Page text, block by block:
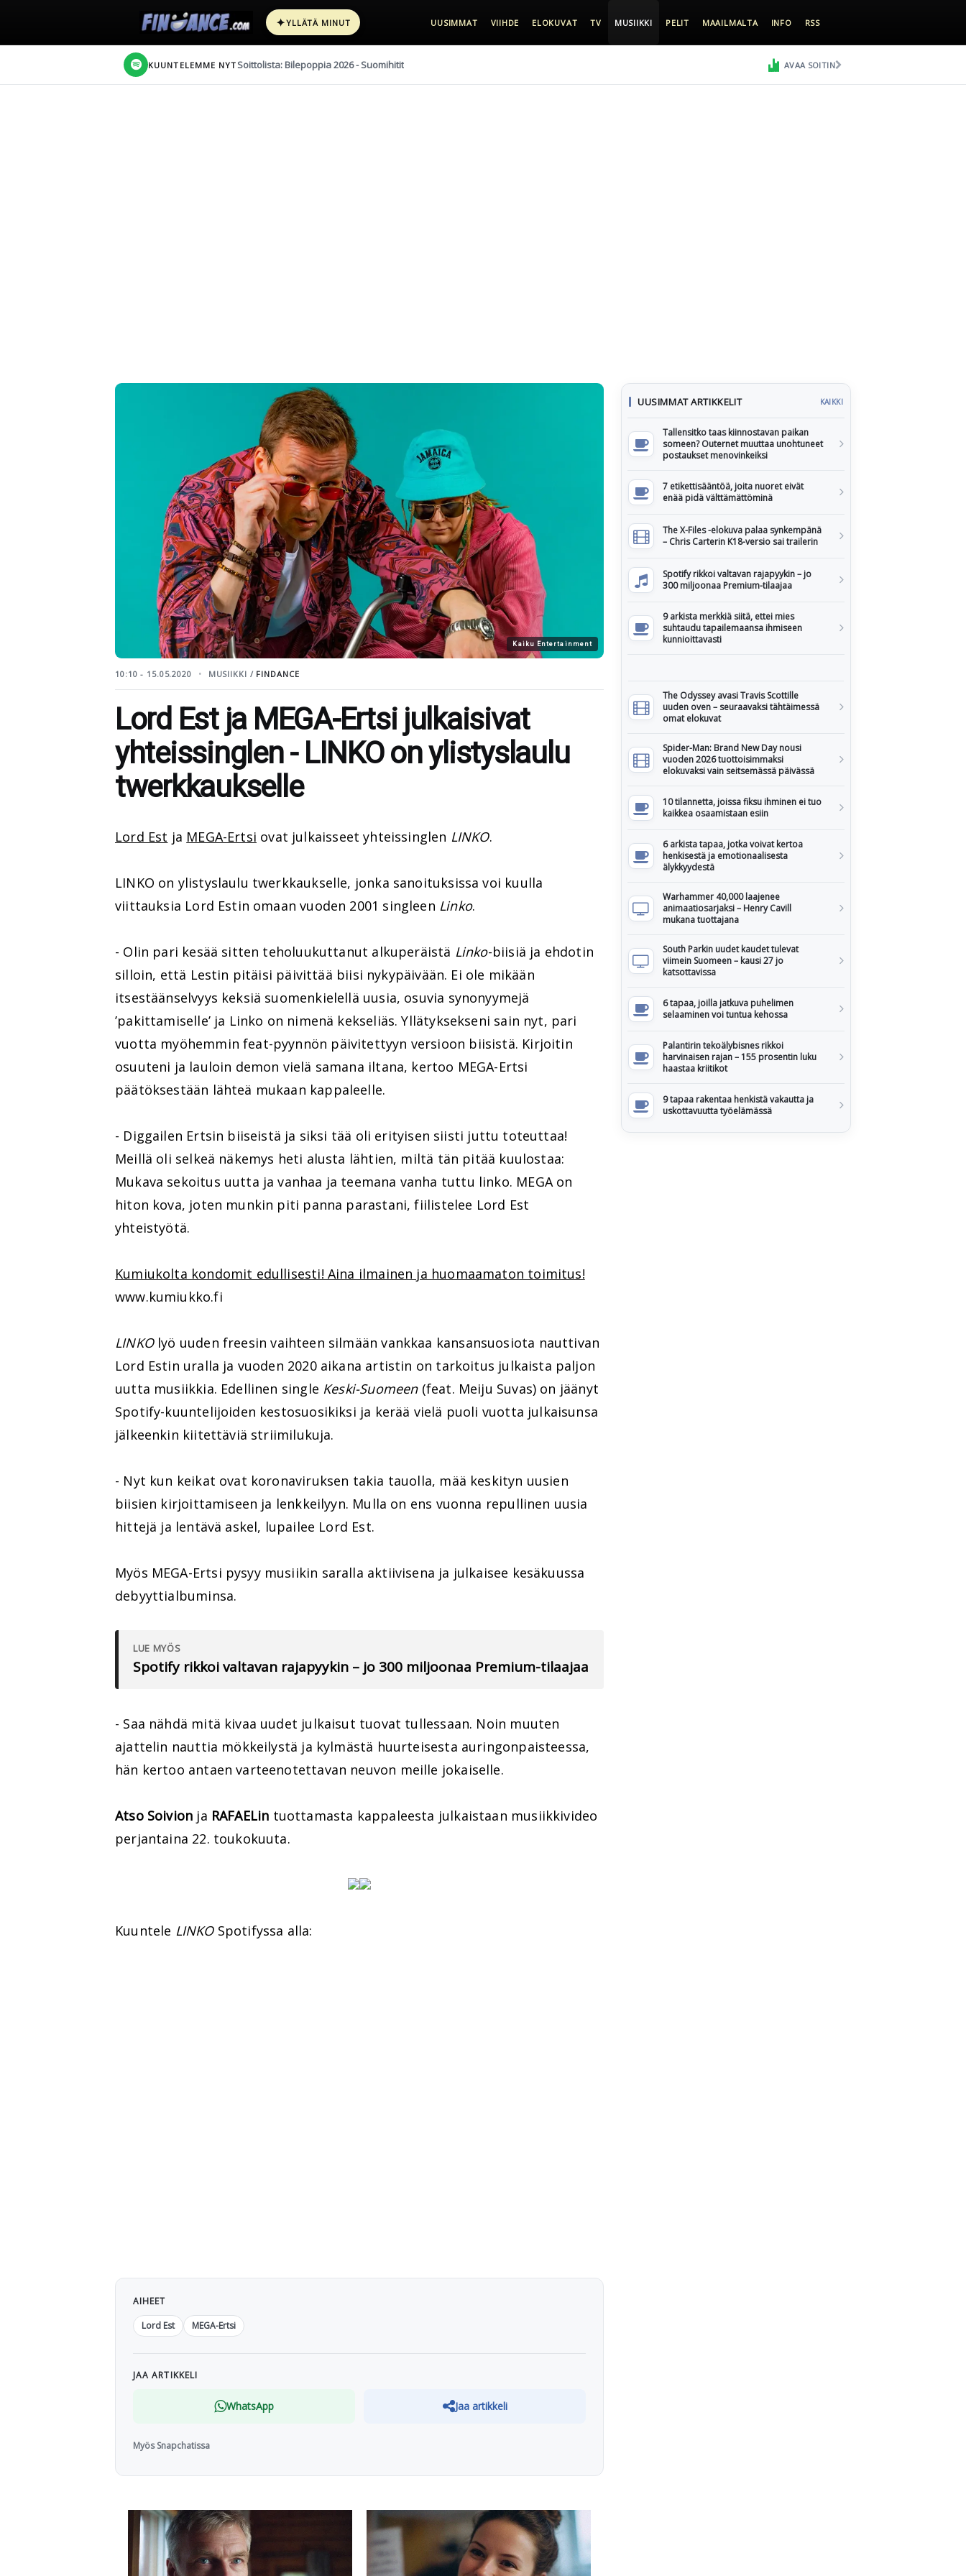
✦YLLÄTÄ MINUT UUSIMMAT VIIHDE ELOKUVAT TV MUSIIKKI PELIT MAAILMALTA INFO RSS
KUUNTELEMME NYT Soittolista: Bilepoppia 2026 - Suomihitit AVAA SOITIN
Kaiku Entertainment
10:10 - 15.05.2020 MUSIIKKI / FINDANCE
Lord Est ja MEGA-Ertsi julkaisivat
yhteissinglen - LINKO on ylistyslaulu
twerkkaukselle
Lord Est ja MEGA-Ertsi ovat julkaisseet yhteissinglen LINKO.
LINKO on ylistyslaulu twerkkaukselle, jonka sanoituksissa voi kuulla
viittauksia Lord Estin omaan vuoden 2001 singleen Linko.
- Olin pari kesää sitten teholuukuttanut alkuperäistä Linko-biisiä ja ehdotin
silloin, että Lestin pitäisi päivittää biisi nykypäivään. Ei ole mikään
itsestäänselvyys keksiä suomenkielellä uusia, osuvia synonyymejä
’pakittamiselle’ ja Linko on nimenä kekseliäs. Yllätyksekseni sain nyt, pari
vuotta myöhemmin feat-pyynnön päivitettyyn versioon biisistä. Kirjoitin
osuuteni ja lauloin demon vielä samana iltana, kertoo MEGA-Ertsi
päätöksestään lähteä mukaan kappaleelle.
- Diggailen Ertsin biiseistä ja siksi tää oli erityisen siisti juttu toteuttaa!
Meillä oli selkeä näkemys heti alusta lähtien, miltä tän pitää kuulostaa:
Mukava sekoitus uutta ja vanhaa ja teemana vanha tuttu linko. MEGA on
hiton kova, joten munkin piti panna parastani, fiilistelee Lord Est
yhteistyötä.
Kumiukolta kondomit edullisesti! Aina ilmainen ja huomaamaton toimitus!
www.kumiukko.fi
LINKOlyö uuden freesin vaihteen silmään vankkaa kansansuosiota nauttivan
Lord Estin uralla ja vuoden 2020 aikana artistin on tarkoitus julkaista paljon
uutta musiikkia. Edellinen single Keski-Suomeen(feat. Meiju Suvas) on jäänyt
Spotify-kuuntelijoiden kestosuosikiksi ja kerää vielä puoli vuotta julkaisunsa
jälkeenkin kiitettäviä striimilukuja.
- Nyt kun keikat ovat koronaviruksen takia tauolla, mää keskityn uusien
biisien kirjoittamiseen ja lenkkeilyyn. Mulla on ens vuonna repullinen uusia
hittejä ja lentävä askel, lupailee Lord Est.
Myös MEGA-Ertsi pysyy musiikin saralla aktiivisena ja julkaisee kesäkuussa
debyyttialbuminsa.
LUE MYÖS
Spotify rikkoi valtavan rajapyykin – jo 300 miljoonaa Premium-tilaajaa
- Saa nähdä mitä kivaa uudet julkaisut tuovat tullessaan. Noin muuten
ajattelin nauttia mökkeilystä ja kylmästä huurteisesta auringonpaisteessa,
hän kertoo antaen varteenotettavan neuvon meille jokaiselle.
Atso Soivion ja RAFAELin tuottamasta kappaleesta julkaistaan musiikkivideo
perjantaina 22. toukokuuta.
Kuuntele LINKOSpotifyssa alla:
AIHEET
Lord Est
MEGA-Ertsi
JAA ARTIKKELI
WhatsApp Jaa artikkeli
Myös Snapchatissa
UUSIMMAT ARTIKKELIT KAIKKI
Tallensitko taas kiinnostavan paikan
someen? Outernet muuttaa unohtuneet
postaukset menovinkeiksi
7 etikettisääntöä, joita nuoret eivät
enää pidä välttämättöminä
The X-Files -elokuva palaa synkempänä
– Chris Carterin K18-versio sai trailerin
Spotify rikkoi valtavan rajapyykin – jo
300 miljoonaa Premium-tilaajaa
9 arkista merkkiä siitä, ettei mies
suhtaudu tapailemaansa ihmiseen
kunnioittavasti
The Odyssey avasi Travis Scottille
uuden oven – seuraavaksi tähtäimessä
omat elokuvat
Spider-Man: Brand New Day nousi
vuoden 2026 tuottoisimmaksi
elokuvaksi vain seitsemässä päivässä
10 tilannetta, joissa fiksu ihminen ei tuo
kaikkea osaamistaan esiin
6 arkista tapaa, jotka voivat kertoa
henkisestä ja emotionaalisesta
älykkyydestä
Warhammer 40,000 laajenee
animaatiosarjaksi – Henry Cavill
mukana tuottajana
South Parkin uudet kaudet tulevat
viimein Suomeen – kausi 27 jo
katsottavissa
6 tapaa, joilla jatkuva puhelimen
selaaminen voi tuntua kehossa
Palantirin tekoälybisnes rikkoi
harvinaisen rajan – 155 prosentin luku
haastaa kriitikot
9 tapaa rakentaa henkistä vakautta ja
uskottavuutta työelämässä